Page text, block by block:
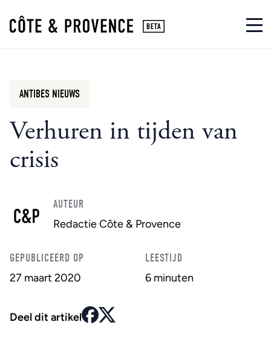
Verhuren in tijden van
crisis
ANTIBES NIEUWS
AUTEUR
Redactie Côte & Provence
GEPUBLICEERD OP
27 maart 2020
LEESTIJD
6 minuten
Deel dit artikel